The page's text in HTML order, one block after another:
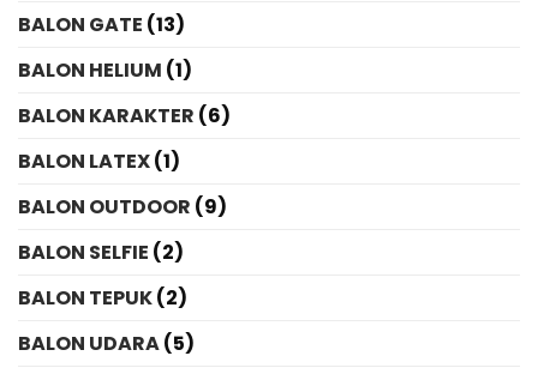
BALON GATE (13)
BALON HELIUM (1)
BALON KARAKTER (6)
BALON LATEX(1)
BALON OUTDOOR (9)
BALON SELFIE (2)
BALON TEPUK(2)
BALON UDARA(5)